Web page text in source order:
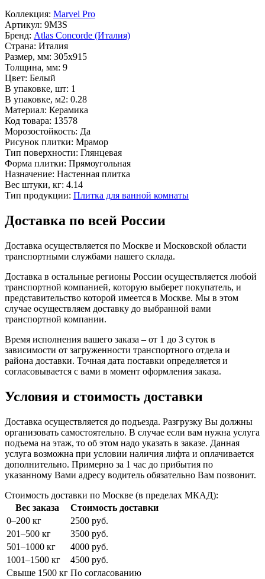
Коллекция: Marvel Pro
Артикул: 9M3S
Бренд: Atlas Concorde (Италия)
Страна: Италия
Размер, мм: 305x915
Толщина, мм: 9
Цвет: Белый
В упаковке, шт: 1
В упаковке, м2: 0.28
Материал: Керамика
Код товара: 13578
Морозостойкость: Да
Рисунок плитки: Мрамор
Тип поверхности: Глянцевая
Форма плитки: Прямоугольная
Назначение: Настенная плитка
Вес штуки, кг: 4.14
Тип продукции: Плитка для ванной комнаты
Доставка по всей России
Доставка осуществляется по Москве и Московской области
транспортными службами нашего склада.
Доставка в остальные регионы России осуществляется любой
транспортной компанией, которую выберет покупатель, и
представительство которой имеется в Москве. Мы в этом
случае осуществляем доставку до выбранной вами
транспортной компании.
Время исполнения вашего заказа – от 1 до 3 суток в
зависимости от загруженности транспортного отдела и
района доставки. Точная дата поставки определяется и
согласовывается с вами в момент оформления заказа.
Условия и стоимость доставки
Доставка осуществляется до подъезда. Разгрузку Вы должны
организовать самостоятельно. В случае если вам нужна услуга
подъема на этаж, то об этом надо указать в заказе. Данная
услуга возможна при условии наличия лифта и оплачивается
дополнительно. Примерно за 1 час до прибытия по
указанному Вами адресу водитель обязательно Вам позвонит.
Стоимость доставки по Москве (в пределах МКАД):
Вес заказа
Стоимость доставки
0–200 кг
2500 руб.
201–500 кг
3500 руб.
501–1000 кг
4000 руб.
1001–1500 кг
4500 руб.
Свыше 1500 кг По согласованию